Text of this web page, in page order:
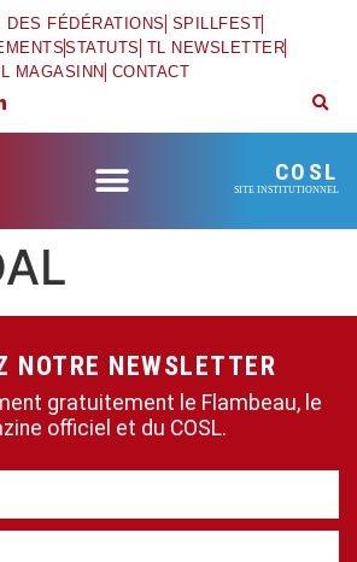
DES FÉDÉRATIONS SPILLFEST
STATUTS TL NEWSLETTER
MAGASINN CONTACT
COSL
SITE INSTITUTIONNEL
NOTRE NEWSLETTER
gratuitement le Flambeau, le
officiel et du COSL.